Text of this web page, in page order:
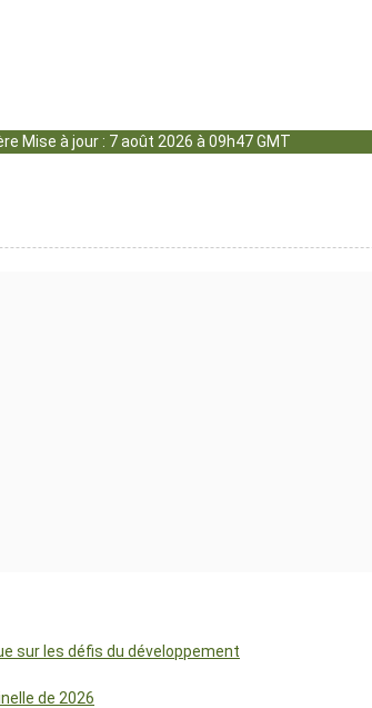
Mise à jour : 7 août 2026 à 09h47 GMT
sur les défis du développement
de 2026